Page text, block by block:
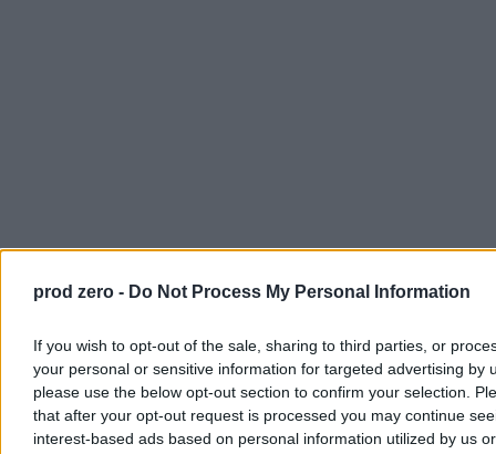
prod zero - Do Not Process My Personal Information
If you wish to opt-out of the sale, sharing to third parties, or
your personal or sensitive information for targeted advertising by
please use the below opt-out section to confirm your selection.
that after your opt-out request is processed you may continue
interest-based ads based on personal information utilized by us or
Utrudniony kontakt
Znajomość historii, kultury i rozwój tożsamości związanej z
dziedzictwem rodziny wymagają dodatkowych wysiłków, np.
chodzenia do szkół uzupełniających organizowanych przez lokalną
społeczność imigrantów (diasporę) lub kraj pochodzenia.Szkoły
takie łatwiej stworzyć, gdy imigranci mieszkają w większych